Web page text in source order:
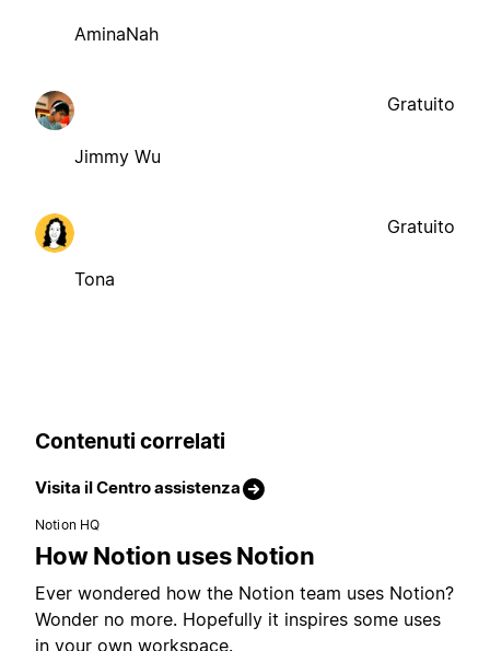
AminaNah
Jimmy Wu
Gratuito
Tona
Gratuito
Contenuti correlati
Visita il Centro assistenza
Notion HQ
How Notion uses Notion
Ever wondered how the Notion team uses Notion?
Wonder no more. Hopefully it inspires some uses
in your own workspace.